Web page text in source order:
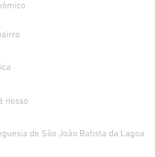
nosso
de São João Batista da Lagoa